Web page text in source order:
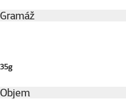
Gramáž
35g
Objem